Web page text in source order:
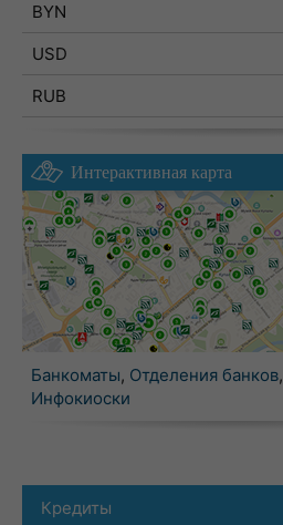
BYN
USD
RUB
Интерактивная карта
Банкоматы, Отделения банков,
Инфокиоски
Кредиты